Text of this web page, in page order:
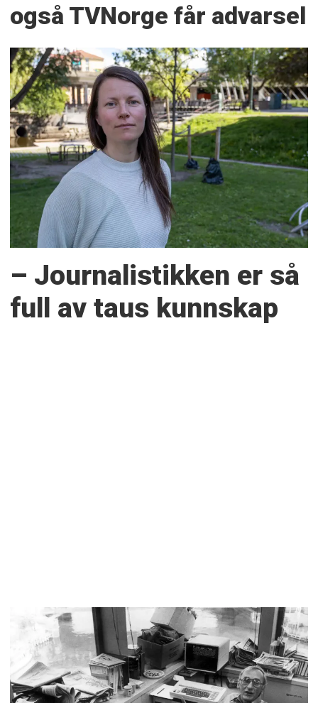
også TVNorge får advarsel
– Journalistikken er så
full av taus kunnskap